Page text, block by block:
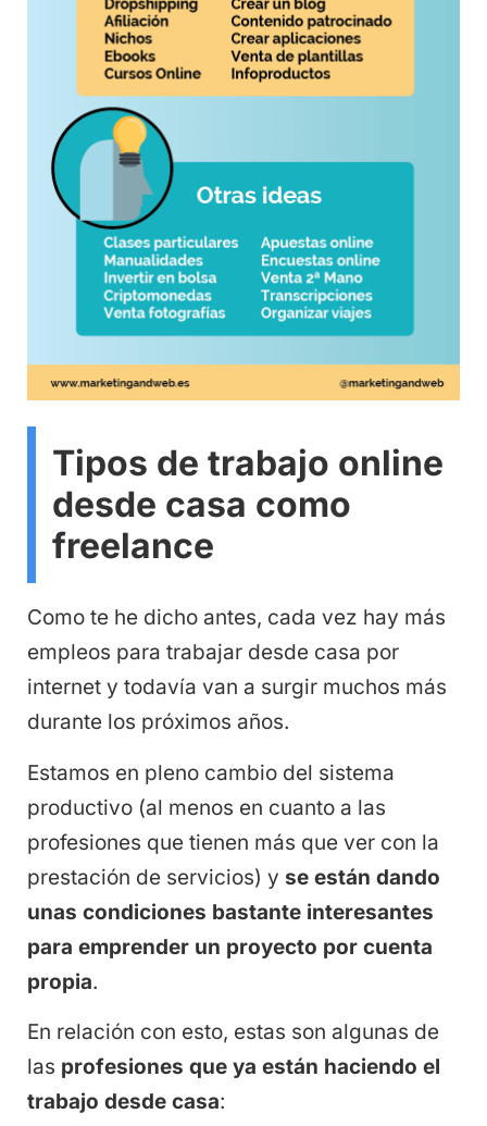
Tipos de trabajo online
desde casa como
freelance
Como te he dicho antes, cada vez hay más
empleos para trabajar desde casa por
internet y todavía van a surgir muchos más
durante los próximos años.
Estamos en pleno cambio del sistema
productivo (al menos en cuanto a las
profesiones que tienen más que ver con la
prestación de servicios) y se están dando
unas condiciones bastante interesantes
para emprender un proyecto por cuenta
propia.
En relación con esto, estas son algunas de
las profesiones que ya están haciendo el
trabajo desde casa: